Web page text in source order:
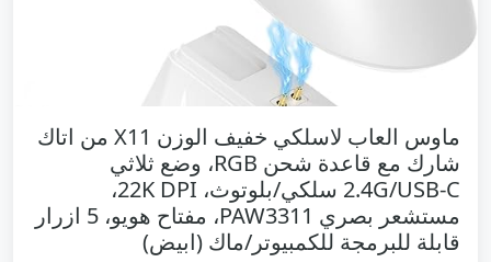
ماوس العاب لاسلكي خفيف الوزن X11 من اتاك
شارك مع قاعدة شحن RGB، وضع ثلاثي
2.4G/USB-C سلكي/بلوتوث، 22K DPI،
مستشعر بصري PAW3311، مفتاح هويو، 5 ازرار
قابلة للبرمجة للكمبيوتر/ماك (ابيض)